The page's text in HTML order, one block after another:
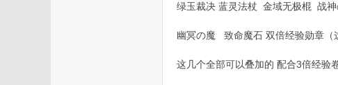
绿玉裁决 蓝灵法杖 金域无极棍 战神
幽冥の魔 致命魔石 双倍经验勋章（
这几个全部可以叠加的 配合3倍经验